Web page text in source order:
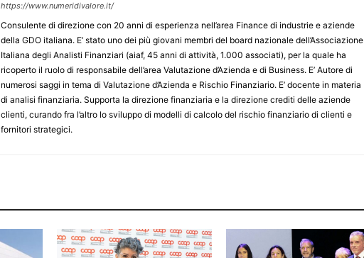
https://www.numeridivalore.it/
Consulente di direzione con 20 anni di esperienza nell’area Finance di industrie e aziende
della GDO italiana. E’ stato uno dei più giovani membri del board nazionale dell’Associazione
Italiana degli Analisti Finanziari (aiaf, 45 anni di attività, 1.000 associati), per la quale ha
ricoperto il ruolo di responsabile dell’area Valutazione d’Azienda e di Business. E’ Autore di
numerosi saggi in tema di Valutazione d’Azienda e Rischio Finanziario. E’ docente in materia
di analisi finanziaria. Supporta la direzione finanziaria e la direzione crediti delle aziende
clienti, curando fra l’altro lo sviluppo di modelli di calcolo del rischio finanziario di clienti e
fornitori strategici.